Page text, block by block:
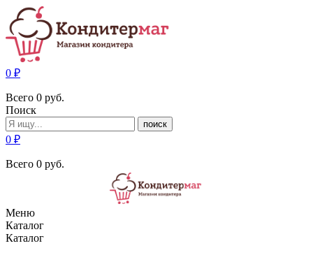
0 ₽
Всего 0 руб.
Поиск
поиск
0 ₽
Всего 0 руб.
Меню
Каталог
Каталог